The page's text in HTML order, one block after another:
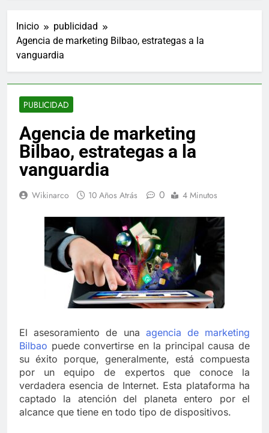
Inicio
publicidad
Agencia de marketing Bilbao, estrategas a la
vanguardia
PUBLICIDAD
Agencia de marketing
Bilbao, estrategas a la
vanguardia
Wikinarco 10 Años Atrás 0 4 Minutos
El asesoramiento de una agencia de marketing
Bilbao puede convertirse en la principal causa de
su éxito porque, generalmente, está compuesta
por un equipo de expertos que conoce la
verdadera esencia de Internet. Esta plataforma ha
captado la atención del planeta entero por el
alcance que tiene en todo tipo de dispositivos.